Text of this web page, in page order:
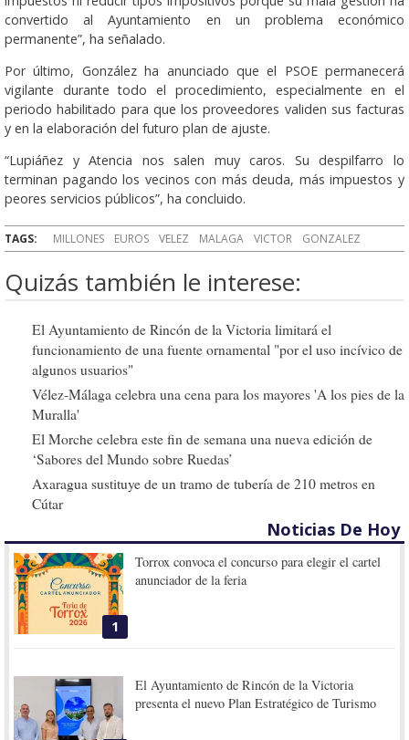
convertido al Ayuntamiento en un problema económico
permanente”, ha señalado.
Por último, González ha anunciado que el PSOE permanecerá
vigilante durante todo el procedimiento, especialmente en el
periodo habilitado para que los proveedores validen sus facturas
y en la elaboración del futuro plan de ajuste.
“Lupiáñez y Atencia nos salen muy caros. Su despilfarro lo
terminan pagando los vecinos con más deuda, más impuestos y
peores servicios públicos”, ha concluido.
TAGS: MILLONES EUROS VELEZ MALAGA VICTOR GONZALEZ
Quizás también le interese:
El Ayuntamiento de Rincón de la Victoria limitará el
funcionamiento de una fuente ornamental "por el uso incívico de
algunos usuarios"
Vélez-Málaga celebra una cena para los mayores 'A los pies de la
Muralla'
El Morche celebra este fin de semana una nueva edición de
‘Sabores del Mundo sobre Ruedas’
Axaragua sustituye de un tramo de tubería de 210 metros en
Cútar
Noticias De Hoy
1
Torrox convoca el concurso para elegir el cartel
anunciador de la feria
El Ayuntamiento de Rincón de la Victoria
presenta el nuevo Plan Estratégico de Turismo